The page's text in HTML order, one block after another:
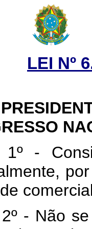
LEI Nº
-
- Não